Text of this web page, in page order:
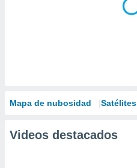
Mapa de nubosidad Satélites
Videos destacados